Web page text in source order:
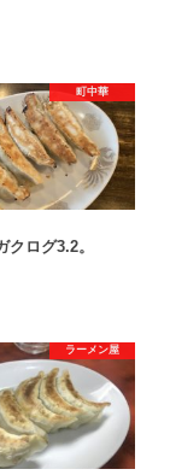
町中華
クログ3.2。
ラーメン屋